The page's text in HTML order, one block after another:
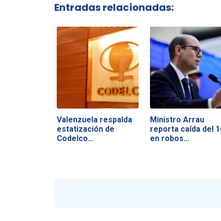
Entradas relacionadas:
Valenzuela respalda
estatización de
Codelco…
Ministro Arrau
reporta caída del
en robos…